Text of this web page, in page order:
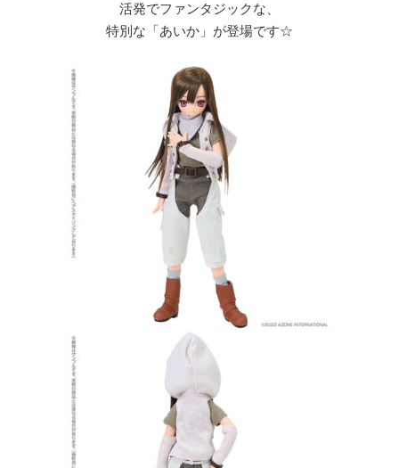
活発でファンタジックな、
特別な「あいか」が登場です☆